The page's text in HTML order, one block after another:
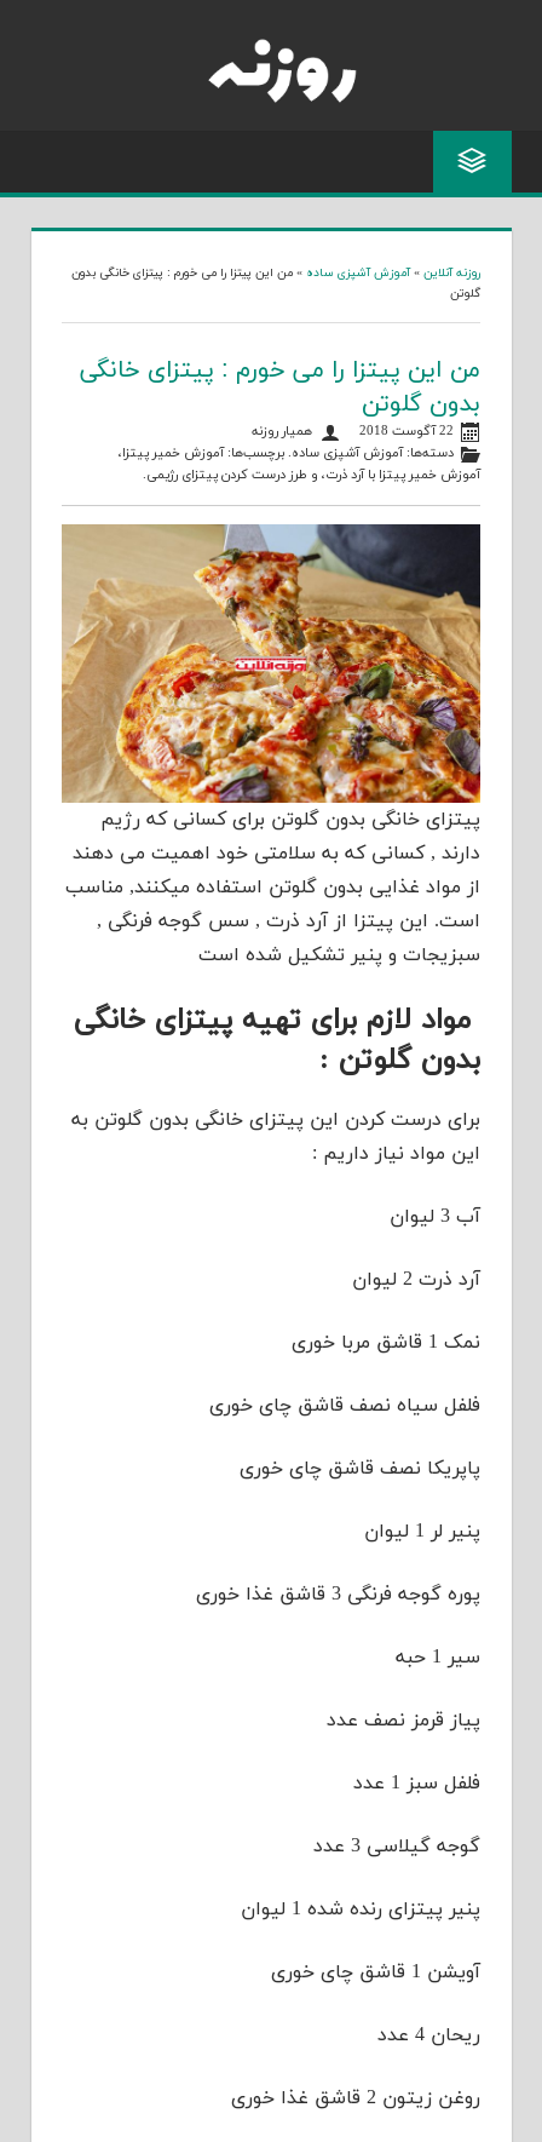
روزنه آنلاین »آموزش آشپزی ساده » من این پیتزا را می خورم : پیتزای خانگی بدون
گلوتن
من این پیتزا را می خورم : پیتزای خانگی
بدون گلوتن
22 آگوست 2018
همیار روزنه
دسته‌ها:آموزش آشپزی ساده. برچسب‌ها:آموزش خمیر پیتزا،
آموزش خمیر پیتزا با آرد ذرت، و طرز درست کردن پیتزای رژیمی.
پیتزای خانگی بدون گلوتن برای کسانی که رژیم
دارند , کسانی که به سلامتی خود اهمیت می دهند
از مواد غذایی بدون گلوتن استفاده میکنند, مناسب
است. این پیتزا از آرد ذرت , سس گوجه فرنگی ,
سبزیجات و پنیر تشکیل شده است
مواد لازم برای تهیه پیتزای خانگی
بدون گلوتن :
برای درست کردن این پیتزای خانگی بدون گلوتن به
این مواد نیاز داریم :
آب 3 لیوان
آرد ذرت 2 لیوان
نمک 1 قاشق مربا خوری
فلفل سیاه نصف قاشق چای خوری
پاپریکا نصف قاشق چای خوری
پنیر لر 1 لیوان
پوره گوجه فرنگی 3 قاشق غذا خوری
سیر 1 حبه
پیاز قرمز نصف عدد
فلفل سبز 1 عدد
گوجه گیلاسی 3 عدد
پنیر پیتزای رنده شده 1 لیوان
آویشن 1 قاشق چای خوری
ریحان 4 عدد
روغن زیتون 2 قاشق غذا خوری